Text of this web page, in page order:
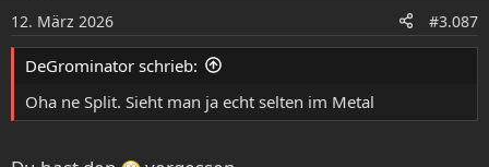
12. März 2026 #3.087
DeGrominator schrieb:
Oha ne Split. Sieht man ja echt selten im Metal